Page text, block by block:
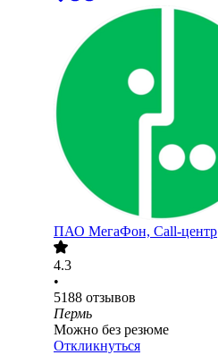
ПАО МегаФон, Call-центр
4.3
•
5188 отзывов
Пермь
Можно без резюме
Откликнуться